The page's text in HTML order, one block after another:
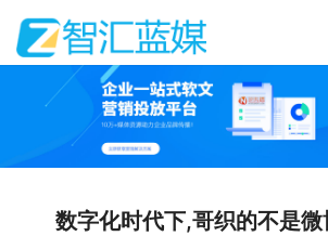
数字化时代下,哥织的不是